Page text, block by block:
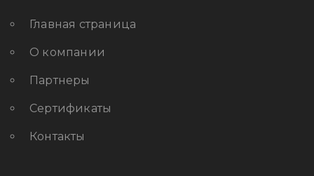
Главная страница
О компании
Партнеры
Сертификаты
Контакты